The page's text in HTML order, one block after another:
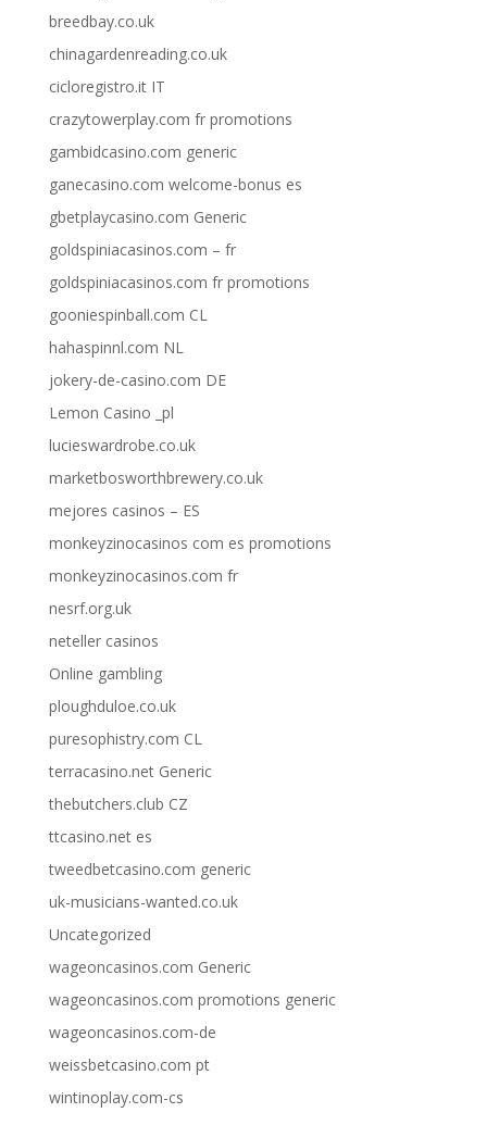
breedbay.co.uk
chinagardenreading.co.uk
cicloregistro.it IT
crazytowerplay.com fr promotions
gambidcasino.com generic
ganecasino.com welcome-bonus es
gbetplaycasino.com Generic
goldspiniacasinos.com – fr
goldspiniacasinos.com fr promotions
gooniespinball.com CL
hahaspinnl.com NL
jokery-de-casino.com DE
Lemon Casino _pl
lucieswardrobe.co.uk
marketbosworthbrewery.co.uk
mejores casinos – ES
monkeyzinocasinos com es promotions
monkeyzinocasinos.com fr
nesrf.org.uk
neteller casinos
Online gambling
ploughduloe.co.uk
puresophistry.com CL
terracasino.net Generic
thebutchers.club CZ
ttcasino.net es
tweedbetcasino.com generic
uk-musicians-wanted.co.uk
Uncategorized
wageoncasinos.com Generic
wageoncasinos.com promotions generic
wageoncasinos.com-de
weissbetcasino.com pt
wintinoplay.com-cs